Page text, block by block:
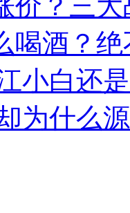
价？三
喝酒？
小白还
为什么